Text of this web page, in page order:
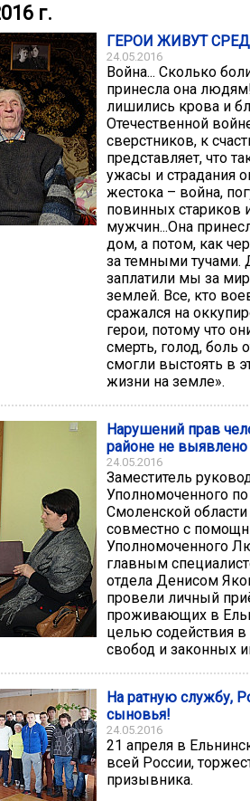
г.
ГЕРОИ ЖИВУТ
24.05.2016
Война... Сколько
принесла она
лишились крова и
Отечественной
сверстников, к
представляет, что
ужасы и страдания
жестока – война,
повинных стариков
мужчин...Она
дом, а потом, как
за темными тучами.
заплатили мы за
землей. Все, кто
сражался на
герои, потому что
смерть, голод, боль
смогли выстоять в
жизни на земле».
Нарушений прав
районе не выявлено
24.05.2016
Заместитель
Уполномоченного
Смоленской
совместно с
Уполномоченного
главным
отдела Денисом
провели личный
проживающих в
целью содействия в
свобод и законных
На ратную службу,
сыновья!
24.05.2016
21 апреля в
всей России,
призывника.